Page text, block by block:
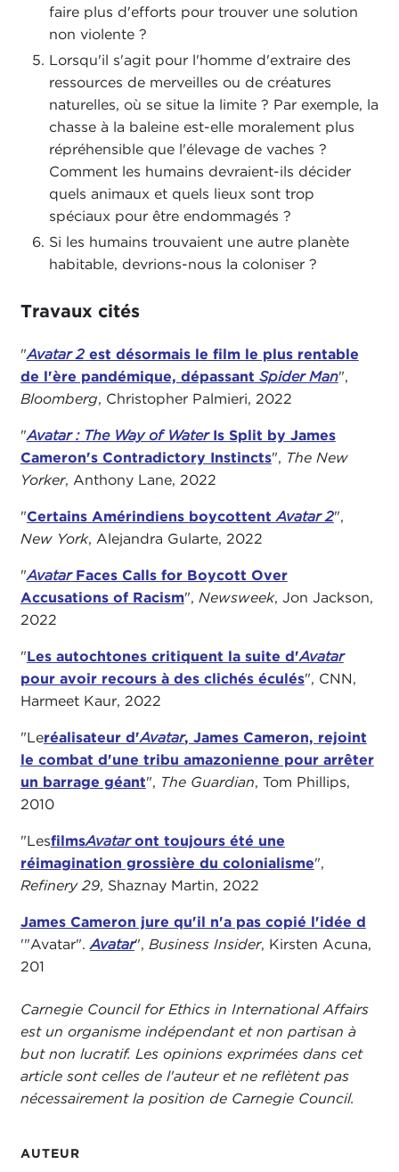
AUTEUR
faire plus d'efforts pour trouver une solution
non violente ?
Lorsqu'il s'agit pour l'homme d'extraire des
ressources de merveilles ou de créatures
naturelles, où se situe la limite ? Par exemple, la
chasse à la baleine est-elle moralement plus
répréhensible que l'élevage de vaches ?
Comment les humains devraient-ils décider
quels animaux et quels lieux sont trop
spéciaux pour être endommagés ?
Si les humains trouvaient une autre planète
habitable, devrions-nous la coloniser ?
Travaux cités
"Avatar 2est désormais le film le plus rentable
de l'ère pandémique, dépassant Spider Man",
Bloomberg, Christopher Palmieri, 2022
"Avatar : The Way of WaterIs Split by James
Cameron's Contradictory Instincts", The New
Yorker, Anthony Lane, 2022
"Certains Amérindiens boycottentAvatar 2",
New York, Alejandra Gularte, 2022
"AvatarFaces Calls for Boycott Over
Accusations of Racism", Newsweek, Jon Jackson,
2022
"Les autochtones critiquent la suite d'Avatar
pour avoir recours à des clichés éculés", CNN,
Harmeet Kaur, 2022
"Leréalisateur d'Avatar, James Cameron, rejoint
le combat d'une tribu amazonienne pour arrêter
un barrage géant", The Guardian, Tom Phillips,
2010
"LesfilmsAvataront toujours été une
réimagination grossière du colonialisme",
Refinery 29, Shaznay Martin, 2022
James Cameron jure qu'il n'a pas copié l'idée d
'"Avatar".Avatar", Business Insider, Kirsten Acuna,
201
Carnegie Council for Ethics in International Affairs
est un organisme indépendant et non partisan à
but non lucratif. Les opinions exprimées dans cet
article sont celles de l'auteur et ne reflètent pas
nécessairement la position de Carnegie Council.